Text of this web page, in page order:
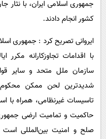
جمهوری اسلامی ایران، با نثار
کشور انجام دادند.
ایروانی تصریح کرد : جمهوری
با اقدامات تجاوزکارانه
سازمان ملل متحد و سایر
شدیدترین لحن ممکن
تاسیسات غیرنظامی، همراه با
حاکمیت و تمامیت ارضی
صلح و امنیت بین‌المللی